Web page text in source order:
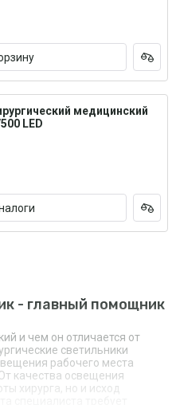
медицинский
LED
- главный помощник
и чем он отличается от
светильники
рабочего места
качества освещения
хирурга, но и исход